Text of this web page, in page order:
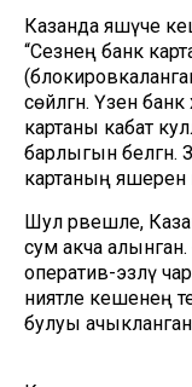
Казанда яшәүче
“Сезнең банк
сөйләгән. Үзен
картаны кабат
барлыгын белгән.
картаның яшерен
Шул рәвешле,
сум акча
оператив-эзләү
ниятле кешенең
булуы